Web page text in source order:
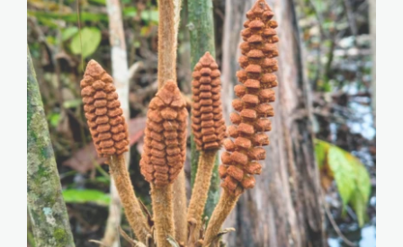
nueva-especie-de-
planta—iiap